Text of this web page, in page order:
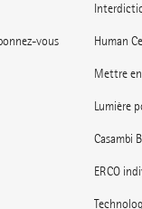
vous
Human
Mettre
Lumière
Casambi
ERCO